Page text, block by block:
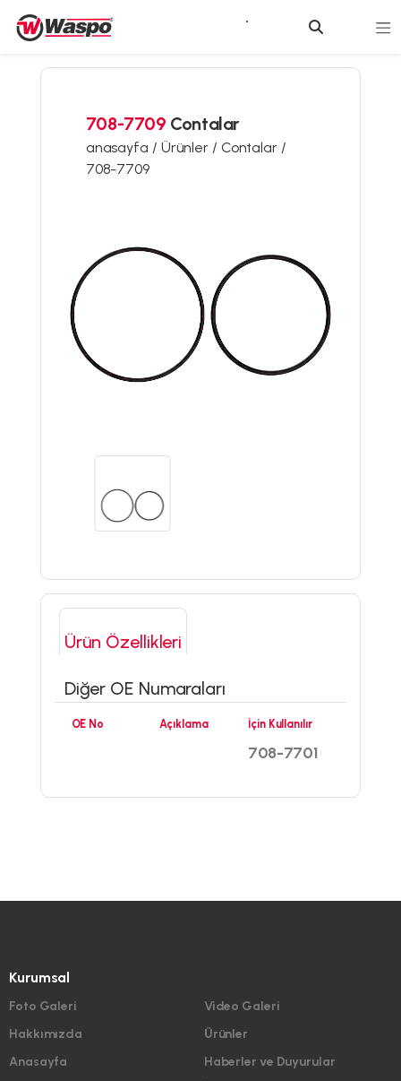
708-7709 Contalar
anasayfa / Ürünler / Contalar /
708-7709
Ürün Özellikleri
Diğer OE Numaraları
OE No Açıklama İçin Kullanılır
708-7701
Kurumsal
Foto Galeri
Hakkımızda
Anasayfa
Video Galeri
Ürünler
Haberler ve Duyurular